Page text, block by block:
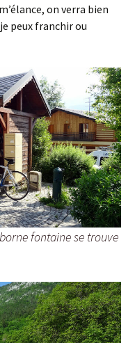
on verra bien
peux franchir ou
fontaine se trouve